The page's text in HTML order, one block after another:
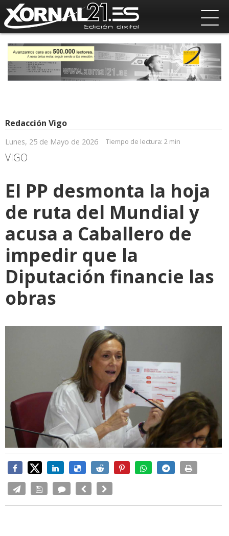
Redacción Vigo
Lunes, 25 de Mayo de 2026 Tiempo de lectura: 2 min
VIGO
El PP desmonta la hoja
de ruta del Mundial y
acusa a Caballero de
impedir que la
Diputación financie las
obras